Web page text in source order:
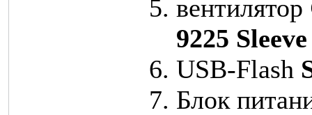
вентилятор
9225 Sleeve
USB-Flash
Блок